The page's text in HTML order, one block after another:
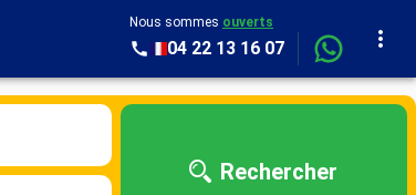
Nous sommes ouverts
04 22 13 16 07
Rechercher